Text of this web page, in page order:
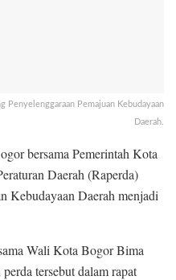
Penyelenggaraan Pemajuan Kebudayaan
Daerah.
bersama Pemerintah Kota
Daerah (Raperda)
Kebudayaan Daerah menjadi
Wali Kota Bogor Bima
tersebut dalam rapat